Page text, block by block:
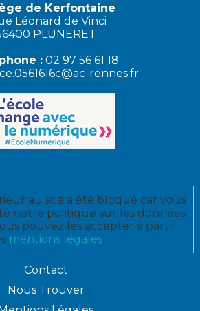
de Kerfontaine
Léonard de Vinci
PLUNERET
: 02 97 56 61 18
ce.0561616c@ac-rennes.fr
au site a été bloqué car vous
notre politique sur les données
pouvez les accepter à partir
mentions légales.
Contact
Nous Trouver